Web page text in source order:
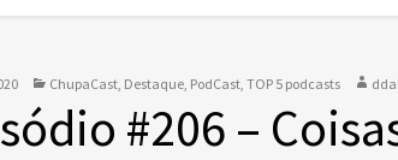
ChupaCast, Destaque, PodCast, TOP 5 podcasts
#206 –